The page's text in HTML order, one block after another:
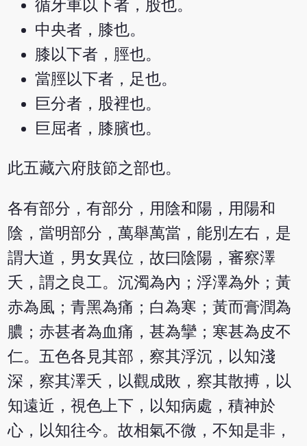
循牙車以下者，股也。
中央者，膝也。
膝以下者，脛也。
當脛以下者，足也。
巨分者，股裡也。
巨屈者，膝臏也。
此五藏六府肢節之部也。
各有部分，有部分，用陰和陽，用陽和
陰，當明部分，萬舉萬當，能別左右，是
謂大道，男女異位，故曰陰陽，審察澤
夭，謂之良工。沉濁為內；浮澤為外；黃
赤為風；青黑為痛；白為寒；黃而膏潤為
膿；赤甚者為血痛，甚為攣；寒甚為皮不
仁。五色各見其部，察其浮沉，以知淺
深，察其澤夭，以觀成敗，察其散搏，以
知遠近，視色上下，以知病處，積神於
心，以知往今。故相氣不微，不知是非，